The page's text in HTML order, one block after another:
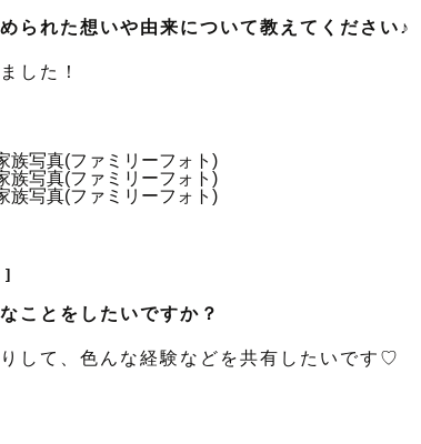
られた想いや由来について教えてください♪
した！
ことをしたいですか？
して、色んな経験などを共有したいです♡